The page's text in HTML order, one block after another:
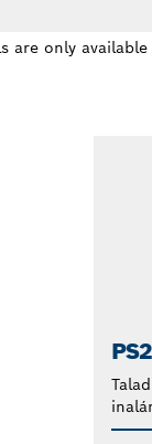
are only